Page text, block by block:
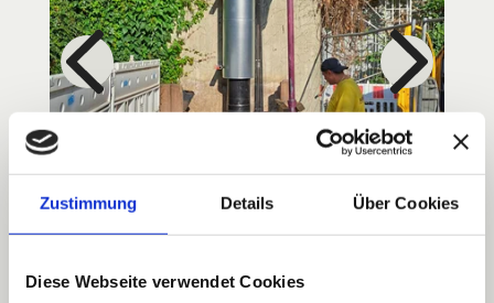
Zustimmung Details Über Cookies
Diese Webseite verwendet Cookies